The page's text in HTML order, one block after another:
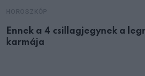
Ennek a 4 csillagjegynek a
karmája